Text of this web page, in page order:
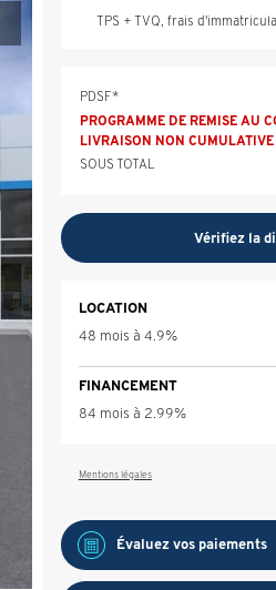
PDSF*
PROGRAMME DE REMISE AU
LIVRAISON NON CUMULATIVE
SOUS TOTAL
Vérifiez la
LOCATION
48 mois à 4.9%
FINANCEMENT
84 mois à 2.99%
Mentions légales
Évaluez vos paiements